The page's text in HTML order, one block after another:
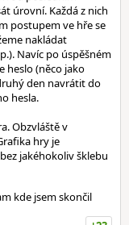
úrovní. Každá z nich
postupem ve hře se
nakládat
Navíc po úspěšném
heslo (něco jako
den navrátit do
hesla.
Obzvláště v
hry je
jakéhokoliv šklebu
kde jsem skončil